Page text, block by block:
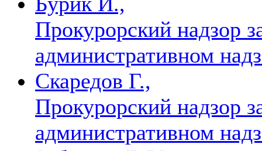
Прокурорский надзор
административном
Скаредов Г.,
Прокурорский надзор
административном